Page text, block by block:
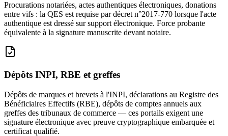
Procurations notariées, actes authentiques électroniques, donations
entre vifs : la QES est requise par décret n°2017-770 lorsque l'acte
authentique est dressé sur support électronique. Force probante
équivalente à la signature manuscrite devant notaire.
Dépôts INPI, RBE et greffes
Dépôts de marques et brevets à l'INPI, déclarations au Registre des
Bénéficiaires Effectifs (RBE), dépôts de comptes annuels aux
greffes des tribunaux de commerce — ces portails exigent une
signature électronique avec preuve cryptographique embarquée et
certificat qualifié.